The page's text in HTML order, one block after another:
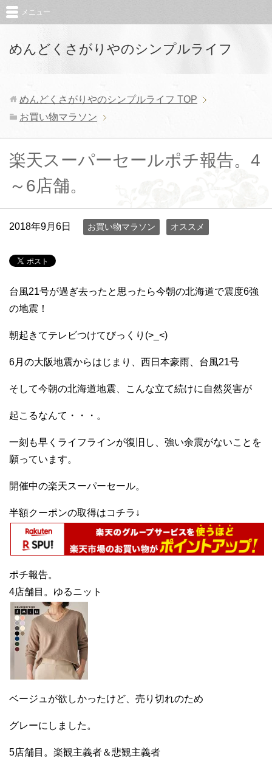
めんどくさがりやのシンプルライフ
メニュー
めんどくさがりやのシンプルライフ TOP
お買い物マラソン
楽天スーパーセールポチ報告。4
～6店舗。
2018年9月6日 お買い物マラソン オススメ
台風21号が過ぎ去ったと思ったら今朝の北海道で震度6強
の地震！
朝起きてテレビつけてびっくり(>_<)
6月の大阪地震からはじまり、西日本豪雨、台風21号
そして今朝の北海道地震、こんな立て続けに自然災害が
起こるなんて・・・。
一刻も早くライフラインが復旧し、強い余震がないことを
願っています。
開催中の楽天スーパーセール。
半額クーポンの取得はコチラ↓
ポチ報告。
4店舗目。ゆるニット
ベージュが欲しかったけど、売り切れのため
グレーにしました。
5店舗目。楽観主義者＆悲観主義者